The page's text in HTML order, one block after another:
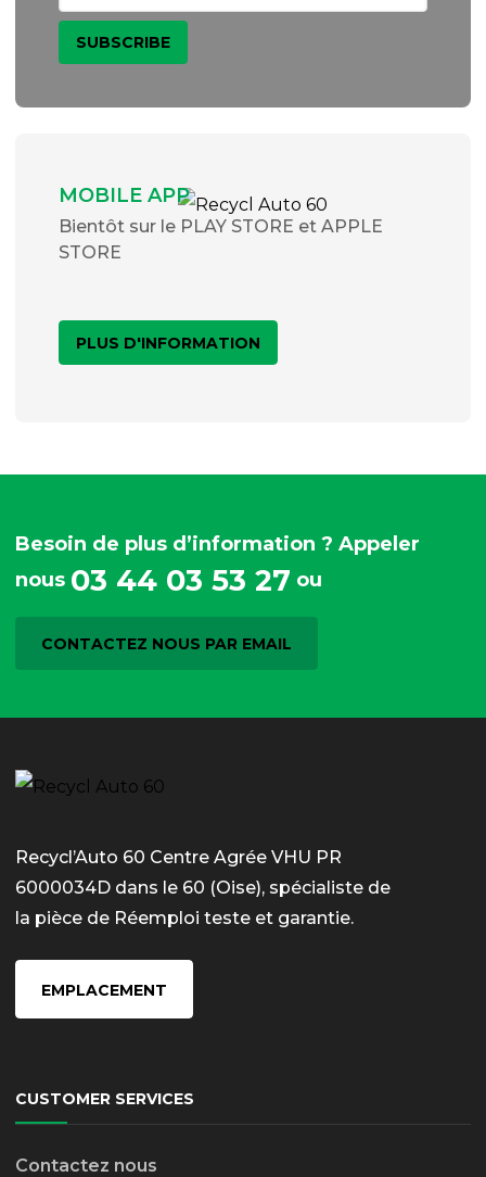
MOBILE APP
Bientôt sur le PLAY STORE et APPLE
STORE
PLUS D'INFORMATION
Besoin de plus d’information ? Appeler
nous 03 44 03 53 27 ou
CONTACTEZ NOUS PAR EMAIL
Recycl’Auto 60 Centre Agrée VHU PR
6000034D dans le 60 (Oise), spécialiste de
la pièce de Réemploi teste et garantie.
EMPLACEMENT
CUSTOMER SERVICES
Contactez nous